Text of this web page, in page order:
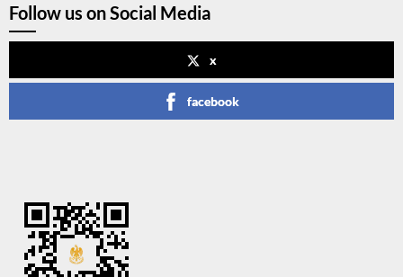
Follow us on Social Media
x
facebook